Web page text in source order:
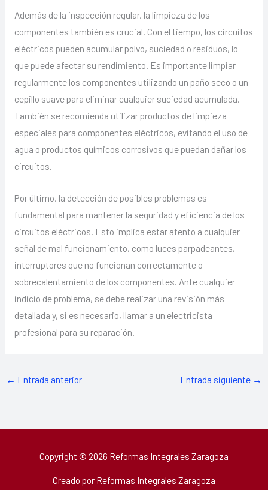
Además de la inspección regular, la limpieza de los
componentes también es crucial. Con el tiempo, los circuitos
eléctricos pueden acumular polvo, suciedad o residuos, lo
que puede afectar su rendimiento. Es importante limpiar
regularmente los componentes utilizando un paño seco o un
cepillo suave para eliminar cualquier suciedad acumulada.
También se recomienda utilizar productos de limpieza
especiales para componentes eléctricos, evitando el uso de
agua o productos químicos corrosivos que puedan dañar los
circuitos.
Por último, la detección de posibles problemas es
fundamental para mantener la seguridad y eficiencia de los
circuitos eléctricos. Esto implica estar atento a cualquier
señal de mal funcionamiento, como luces parpadeantes,
interruptores que no funcionan correctamente o
sobrecalentamiento de los componentes. Ante cualquier
indicio de problema, se debe realizar una revisión más
detallada y, si es necesario, llamar a un electricista
profesional para su reparación.
← Entrada anterior Entrada siguiente →
Copyright © 2026 Reformas Integrales Zaragoza
Creado por Reformas Integrales Zaragoza